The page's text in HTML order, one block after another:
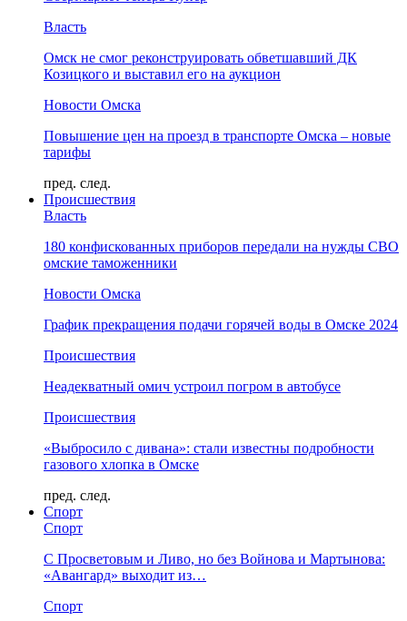
Власть
Омск не смог реконструировать обветшавший ДК
Козицкого и выставил его на аукцион
Новости Омска
Повышение цен на проезд в транспорте Омска – новые
тарифы
пред. след.
Происшествия
Власть
180 конфискованных приборов передали на нужды СВО
омские таможенники
Новости Омска
График прекращения подачи горячей воды в Омске 2024
Происшествия
Неадекватный омич устроил погром в автобусе
Происшествия
«Выбросило с дивана»: стали известны подробности
газового хлопка в Омске
пред. след.
Спорт
Спорт
С Просветовым и Ливо, но без Войнова и Мартынова:
«Авангард» выходит из…
Спорт